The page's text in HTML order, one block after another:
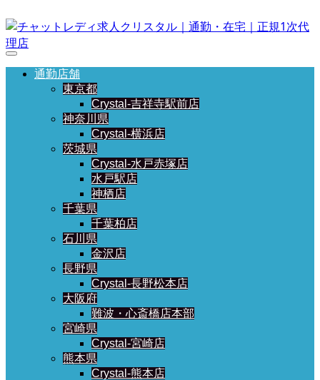
通勤店舗
東京都
Crystal-吉祥寺駅前店
神奈川県
Crystal-横浜店
茨城県
Crystal-水戸赤塚店
水戸駅店
神栖店
千葉県
千葉柏店
石川県
金沢店
長野県
Crystal-長野松本店
大阪府
難波・心斎橋店本部
宮崎県
Crystal-宮崎店
熊本県
Crystal-熊本店